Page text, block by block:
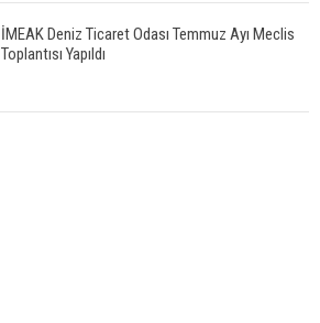
İMEAK Deniz Ticaret Odası Temmuz Ayı Meclis
Toplantısı Yapıldı